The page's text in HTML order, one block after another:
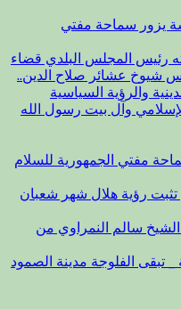
يزور سماحة مفتي
رئيس المجلس البلدي قضاء
شيوخ عشائر صلاح الدين..
والرؤية السياسية
وآل بيت رسول الله
مفتي الجمهورية للسلام
تثبت رؤية هلال شهر شعبان
سالم النمراوي من
_ تبقى الفلوجة مدينة الصمود